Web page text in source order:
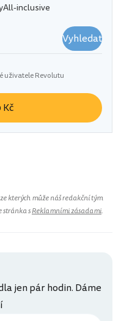
All-inclusive
Vyhledat
uživatele Revolutu
kterých může náš redakční tým
stránka sReklamními zásadami.
jen pár hodin. Dáme